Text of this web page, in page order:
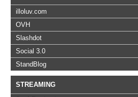
illoluv.com
OVH
Slashdot
Social 3.0
StandBlog
STREAMING